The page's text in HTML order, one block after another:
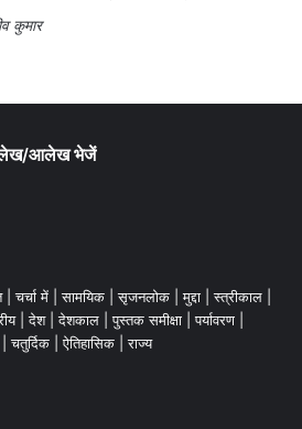
कुमार
आलेख भेजें
चर्चा में सामयिक सृजनलोक मुद्दा स्त्रीकाल
देश देशकाल पुस्तक समीक्षा पर्यावरण
चतुर्दिक ऐतिहासिक राज्य